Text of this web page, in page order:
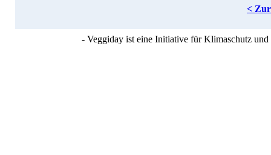
<
- Veggiday ist eine Initiative für Klimaschutz